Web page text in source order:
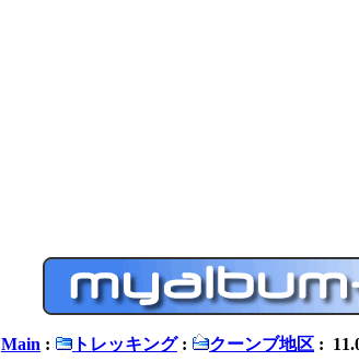
Main : トレッキング: クーンブ地区 :